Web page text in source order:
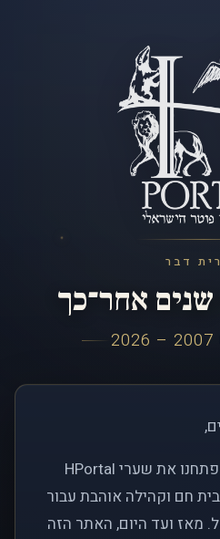
דבר
אחר־כך
לפני כמעט שני עשורים, פתחנו את שערי HPortal
חם וקהילה אוהבת עבור
מאז ועד היום, האתר הזה